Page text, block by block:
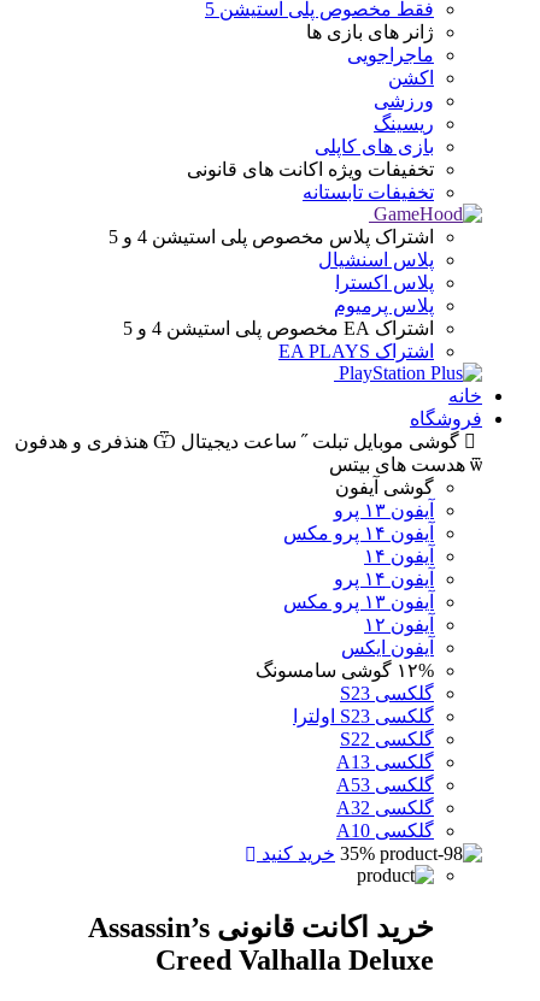
فقط مخصوص پلی استیشن 5
ژانر های بازی ها
ماجراجویی
اکشن
ورزشی
ریسینگ
بازی های کاپلی
تخفیفات ویژه اکانت های قانونی
تخفیفات تابستانه
اشتراک پلاس مخصوص پلی استیشن 4 و 5
پلاس اسنشیال
پلاس اکسترا
پلاس پرمیوم
اشتراک EA
مخصوص پلی استیشن 4 و 5
اشتراک EA PLAYS
خانه
فروشگاه
گوشی موبایل تبلت ساعت دیجیتال
هنذفری و هدفون
هدست های بیتس
گوشی آیفون
آیفون ۱۳ پرو
آیفون ۱۴ پرو مکس
آیفون ۱۴
آیفون ۱۴ پرو
آیفون ۱۳ پرو مکس
آیفون ۱۲
آیفون ایکس
۱۲% گوشی سامسونگ
گلکسی S23
گلکسی S23 اولترا
گلکسی S22
گلکسی A13
گلکسی A53
گلکسی A32
گلکسی A10
35% خرید کنید
خرید اکانت قانونی Assassin’s
Creed Valhalla Deluxe